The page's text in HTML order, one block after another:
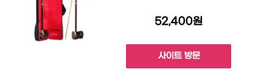
52,400원
사이트 방문